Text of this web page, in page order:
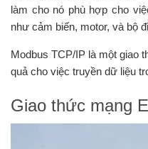
làm cho nó phù hợp cho
như cảm biến, motor, và bộ
Modbus TCP/IP là một giao
quả cho việc truyền dữ liệu
Giao thức mạng